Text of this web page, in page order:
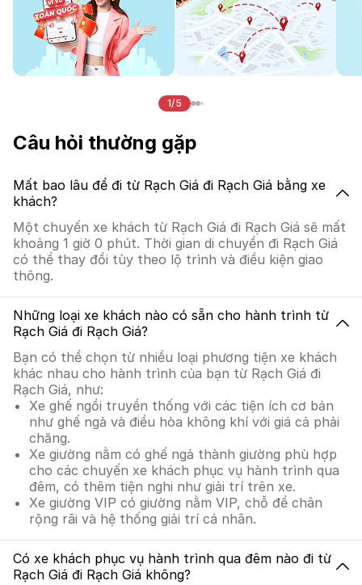
1/5
Câu hỏi thường gặp
Mất bao lâu để đi từ Rạch Giá đi Rạch Giá bằng xe
khách?
Một chuyến xe khách từ Rạch Giá đi Rạch Giá sẽ mất
khoảng 1 giờ 0 phút. Thời gian di chuyển đi Rạch Giá
có thể thay đổi tùy theo lộ trình và điều kiện giao
thông.
Những loại xe khách nào có sẵn cho hành trình từ
Rạch Giá đi Rạch Giá?
Bạn có thể chọn từ nhiều loại phương tiện xe khách
khác nhau cho hành trình của bạn từ Rạch Giá đi
Rạch Giá, như:
Xe ghế ngồi truyền thống với các tiện ích cơ bản
như ghế ngả và điều hòa không khí với giá cả phải
chăng.
Xe giường nằm có ghế ngả thành giường phù hợp
cho các chuyến xe khách phục vụ hành trình qua
đêm, có thêm tiện nghi như giải trí trên xe.
Xe giường VIP có giường nằm VIP, chỗ để chân
rộng rãi và hệ thống giải trí cá nhân.
Có xe khách phục vụ hành trình qua đêm nào đi từ
Rạch Giá đi Rạch Giá không?